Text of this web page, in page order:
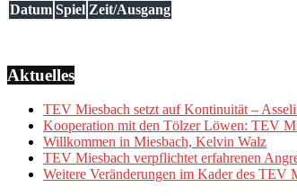
Datum Spiel Zeit/Ausgang
Aktuelles
TEV Miesbach setzt auf Kontinuität –
Kooperation mit den Tölzer Löwen: TEV
Willkommen in Miesbach, Kelvin Walz
TEV Miesbach verpflichtet erfahrenen
Weitere Veränderungen im Kader des TEV